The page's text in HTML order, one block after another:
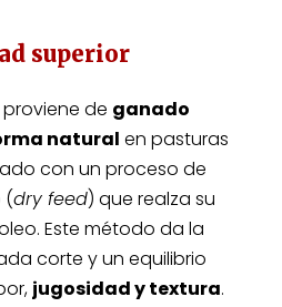
superior
de ganado
natural en pasturas
con un proceso de
(dry feed) que realza su
Este método da la
corte y un equilibrio
jugosidad y textura.